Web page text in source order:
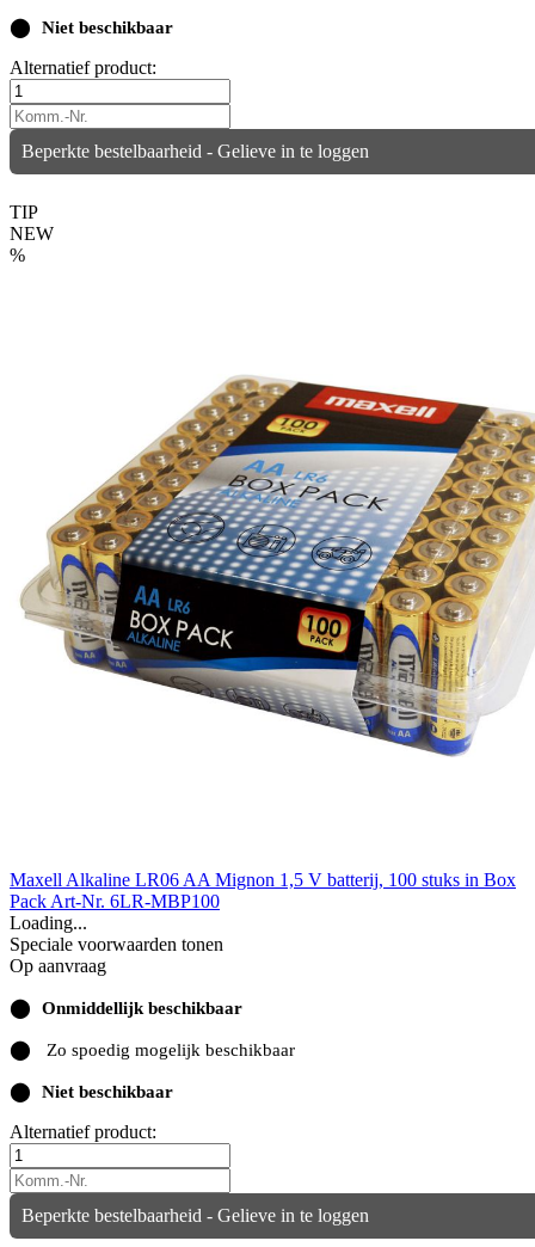
⬤ Niet beschikbaar
Alternatief product:
Beperkte bestelbaarheid - Gelieve in te loggen
TIP
NEW
%
Maxell Alkaline LR06 AA Mignon 1,5 V batterij, 100 stuks in Box
Pack Art-Nr. 6LR-MBP100
Loading...
Speciale voorwaarden tonen
Op aanvraag
⬤ Onmiddellijk beschikbaar
⬤ Zo spoedig mogelijk beschikbaar
⬤ Niet beschikbaar
Alternatief product:
Beperkte bestelbaarheid - Gelieve in te loggen